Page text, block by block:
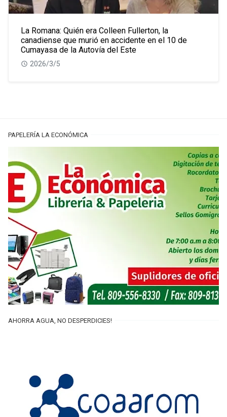
La Romana: Quién era Colleen Fullerton, la
canadiense que murió en accidente en el 10 de
Cumayasa de la Autovía del Este
2026/3/5
PAPELERÍA LA ECONÓMICA
AHORRA AGUA, NO DESPERDICIES!